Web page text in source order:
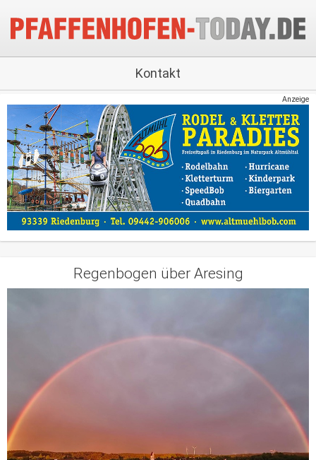
Kontakt
Anzeige
Regenbogen über Aresing